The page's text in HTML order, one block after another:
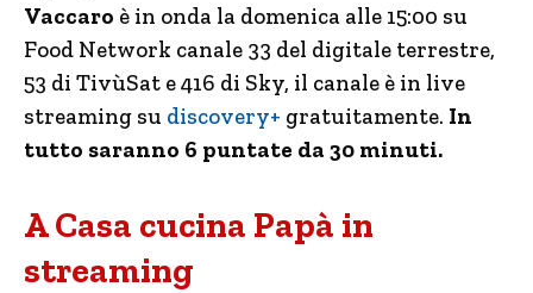
Vaccaro è in onda la domenica alle 15:00 su
Food Network canale 33 del digitale terrestre,
53 di TivùSat e 416 di Sky, il canale è in live
streaming su discovery+ gratuitamente. In
tutto saranno 6 puntate da 30 minuti.
A Casa cucina Papà in
streaming